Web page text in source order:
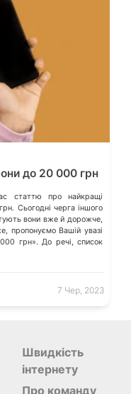
до 20 000 грн
статтю про найкращі
Сьогодні черга іншого
вони вже й дорожче,
пропонуємо Вашій увазі
грн». До речі, список
7 Чер, 2023
Швидкість
інтернету
Про команду